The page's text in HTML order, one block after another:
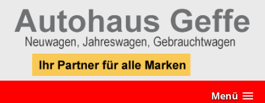
Menü